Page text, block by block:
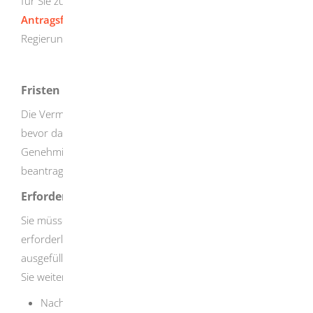
Antragsformular
Regierungspräsidium verschicken.
Fristen
Die Vermarktungsgenehmigung muss erteilt worden sein
bevor das Exemplar/das Tier vermarktet wird. Die
Genehmigung sollte daher mindestens 4 Wochen vorher
beantragt werden.
Erforderliche Unterlagen
Sie müssen über MelBA-online die für den Antrag
erforderlichen Felder ausfüllen beziehungsweise einen
ausgefüllten Antrag einreichen. Je nach Einzelfall müssen
Sie weitere Unterlagen einreichen, zum Beispiel:
Nachweis über die legale Herkunft: Je nach Fall